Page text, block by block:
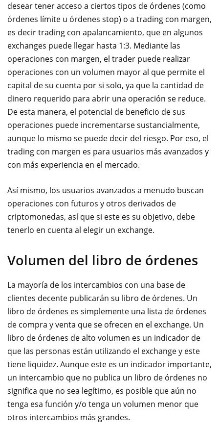
desear tener acceso a ciertos tipos de órdenes (como
órdenes límite u órdenes stop) o a trading con margen,
es decir trading con apalancamiento, que en algunos
exchanges puede llegar hasta 1:3. Mediante las
operaciones con margen, el trader puede realizar
operaciones con un volumen mayor al que permite el
capital de su cuenta por si solo, ya que la cantidad de
dinero requerido para abrir una operación se reduce.
De esta manera, el potencial de beneficio de sus
operaciones puede incrementarse sustancialmente,
aunque lo mismo se puede decir del riesgo. Por eso, el
trading con margen es para usuarios más avanzados y
con más experiencia en el mercado.
Así mismo, los usuarios avanzados a menudo buscan
operaciones con futuros y otros derivados de
criptomonedas, así que si este es su objetivo, debe
tenerlo en cuenta al elegir un exchange.
Volumen del libro de órdenes
La mayoría de los intercambios con una base de
clientes decente publicarán su libro de órdenes. Un
libro de órdenes es simplemente una lista de órdenes
de compra y venta que se ofrecen en el exchange. Un
libro de órdenes de alto volumen es un indicador de
que las personas están utilizando el exchange y este
tiene liquidez. Aunque este es un indicador importante,
un intercambio que no publica un libro de órdenes no
significa que no sea legítimo, es posible que aún no
tenga esa función y/o tenga un volumen menor que
otros intercambios más grandes.